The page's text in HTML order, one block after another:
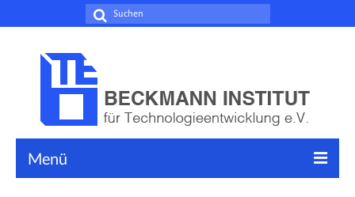
Suche
Menü